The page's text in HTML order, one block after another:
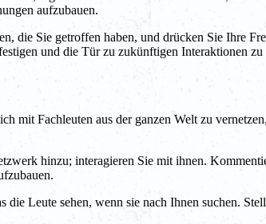
aufzubauen.
die Sie getroffen haben, und drücken Sie Ihre
und die Tür zu zukünftigen Interaktionen zu
mit Fachleuten aus der ganzen Welt zu
hinzu; interagieren Sie mit ihnen.
Leute sehen, wenn sie nach Ihnen suchen.